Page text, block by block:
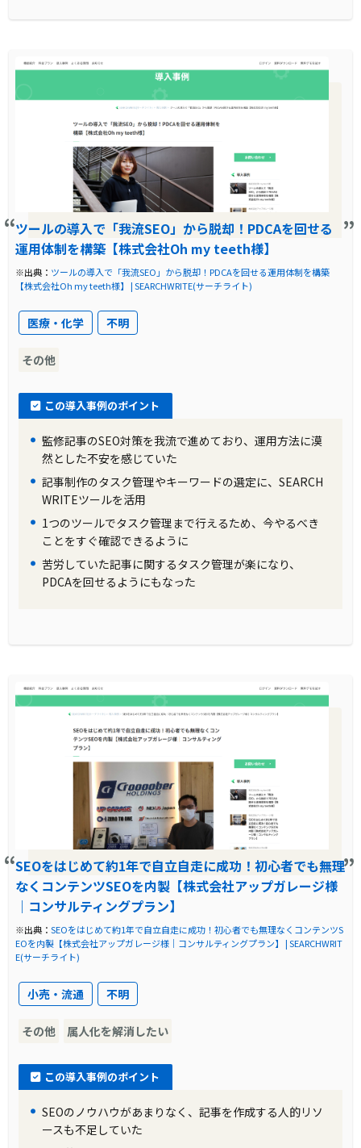
ツールの導入で「我流SEO」から脱却！PDCAを回せる
運用体制を構築【株式会社Oh my teeth様】
※出典： ツールの導入で「我流SEO」から脱却！PDCAを回せる運用体制を構築
【株式会社Oh my teeth様】 | SEARCHWRITE(サーチライト)
医療・化学 不明
その他
この導入事例のポイント
監修記事のSEO対策を我流で進めており、運用方法に漠
然とした不安を感じていた
記事制作のタスク管理やキーワードの選定に、SEARCH
WRITEツールを活用
1つのツールでタスク管理まで行えるため、今やるべき
ことをすぐ確認できるように
苦労していた記事に関するタスク管理が楽になり、
PDCAを回せるようにもなった
SEOをはじめて約1年で自立自走に成功！初心者でも無理
なくコンテンツSEOを内製【株式会社アップガレージ様
｜コンサルティングプラン】
※出典：SEOをはじめて約1年で自立自走に成功！初心者でも無理なくコンテンツS
EOを内製【株式会社アップガレージ様｜コンサルティングプラン】 | SEARCHWRIT
E(サーチライト)
小売・流通 不明
その他 属人化を解消したい
この導入事例のポイント
SEOのノウハウがあまりなく、記事を作成する人的リソ
ースも不足していた